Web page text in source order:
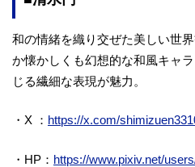
和の情緒を織り交ぜた美しい世
か懐かしくも幻想的な和風キャ
じる繊細な表現が魅力。
・X ： https://x.com/
・HP： https://www.pixiv.net/